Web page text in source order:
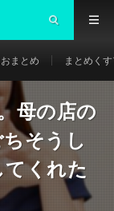
おまとめ まとめく
母の店の
そうし
くれた